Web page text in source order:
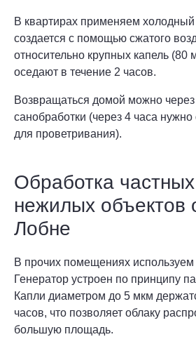
В квартирах применяем
создается с помощью сжатого
относительно крупных капель (80
оседают в течение 2 часов.
Возвращаться домой можно
санобработки (через 4 часа нужно
для проветривания).
Обработка
нежилых объектов
Лобне
В прочих помещениях используем
Генератор устроен по принципу
Капли диаметром до 5 мкм
часов, что позволяет облаку
большую площадь.